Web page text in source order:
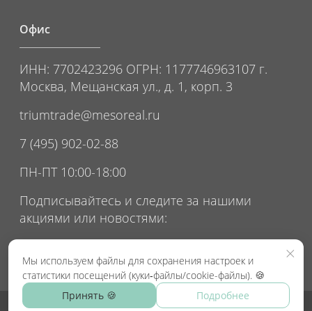
×
Мы используем файлы для сохранения настроек и
статистики посещений (куки‑файлы/cookie-файлы). 🍪
Принять 🍪
Подробнее
Офис
ИНН: 7702423296 ОГРН: 1177746963107 г.
Москва, Мещанская ул., д. 1, корп. 3
triumtrade@mesoreal.ru
7 (495) 902-02-88
ПН-ПТ 10:00-18:00
Подписывайтесь и следите за нашими
акциями или новостями: